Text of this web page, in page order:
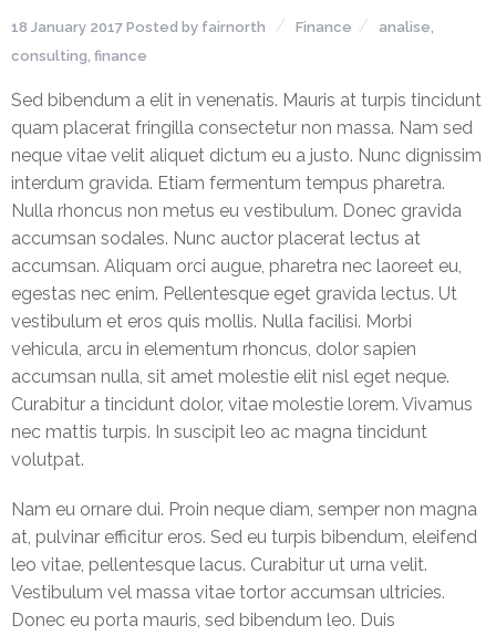
18 January 2017 Posted by fairnorth Finance analise,
consulting, finance
Sed bibendum a elit in venenatis. Mauris at turpis tincidunt
quam placerat fringilla consectetur non massa. Nam sed
neque vitae velit aliquet dictum eu a justo. Nunc dignissim
interdum gravida. Etiam fermentum tempus pharetra.
Nulla rhoncus non metus eu vestibulum. Donec gravida
accumsan sodales. Nunc auctor placerat lectus at
accumsan. Aliquam orci augue, pharetra nec laoreet eu,
egestas nec enim. Pellentesque eget gravida lectus. Ut
vestibulum et eros quis mollis. Nulla facilisi. Morbi
vehicula, arcu in elementum rhoncus, dolor sapien
accumsan nulla, sit amet molestie elit nisl eget neque.
Curabitur a tincidunt dolor, vitae molestie lorem. Vivamus
nec mattis turpis. In suscipit leo ac magna tincidunt
volutpat.
Nam eu ornare dui. Proin neque diam, semper non magna
at, pulvinar efficitur eros. Sed eu turpis bibendum, eleifend
leo vitae, pellentesque lacus. Curabitur ut urna velit.
Vestibulum vel massa vitae tortor accumsan ultricies.
Donec eu porta mauris, sed bibendum leo. Duis
Financial
Resources
Congregations
Accounting
Resources
Risk
Management
Stewardship
Track
Progress
Feedback
Forum